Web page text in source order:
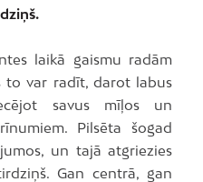
laikā gaismu radām
to var radīt, darot labus
savus mīļos un
Pilsēta šogad
un tajā atgriezies
Gan centrā, gan